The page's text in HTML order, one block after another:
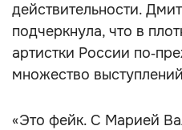
действительности.
подчеркнула, что в
артистки России
множество
«Это фейк. С Марией